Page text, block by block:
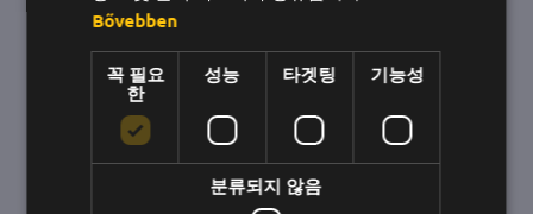
더 동기 부여된 팀, 더 나은 성과:
Beeward가 포토플러스를 도운 방법
1990년부터 운영되어 온 포토플러스는 항상 트렌
드에 발맞춰 왔습니다. 이 회사는 비워드 시스템을
도입하여 직원들의 동기 부여와 사내 커뮤니케이
Bővebben
꼭 필요
한
성능 타겟팅 기능성
분류되지 않음